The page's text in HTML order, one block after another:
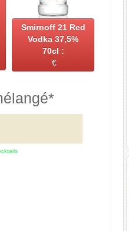
Smirnoff 21 Red
Vodka 37,5%
70cl :
€